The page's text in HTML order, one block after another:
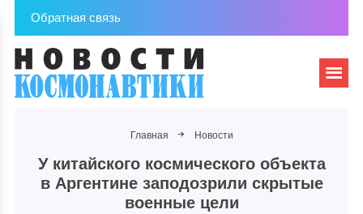
Обратная связь
Главная Новости
У китайского космического объекта
в Аргентине заподозрили скрытые
военные цели